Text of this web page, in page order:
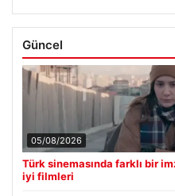
Güncel
05/08/2026
Türk sinemasında farklı bir
iyi filmleri